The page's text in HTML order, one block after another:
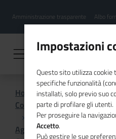
contenuto
Menu
hamburgher
Amministrazione trasparente Albo
Home
Comunicazione istituzionale
Agenda
Impostazioni
Questo sito utilizza cookie
specifiche funzionalità
installati, solo previo suo
parte di profilare gli utenti.
Per proseguire la
Accetto.
Può gestire le sue